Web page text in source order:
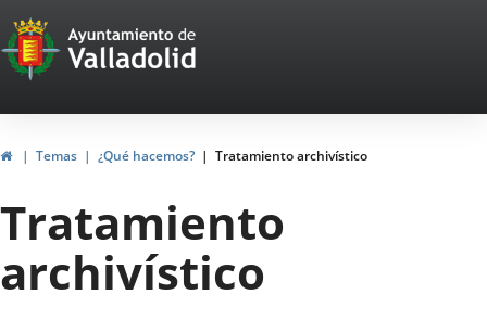
Portal
Web
del
Ayuntamiento
de
Valladolid
HomeTemas ¿Qué hacemos? Tratamiento archivístico
Tratamiento
archivístico